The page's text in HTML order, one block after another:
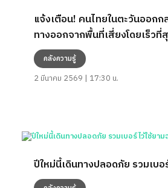
แจ้งเตือน! คนไทยในตะวันออกก
ทางออกจากพื้นที่เสี่ยงโดยเร็วที่
คลังความรู้
2 มีนาคม 2569 | 17:30 น.
ปีใหม่นี้เดินทางปลอดภัย รวมเบอ